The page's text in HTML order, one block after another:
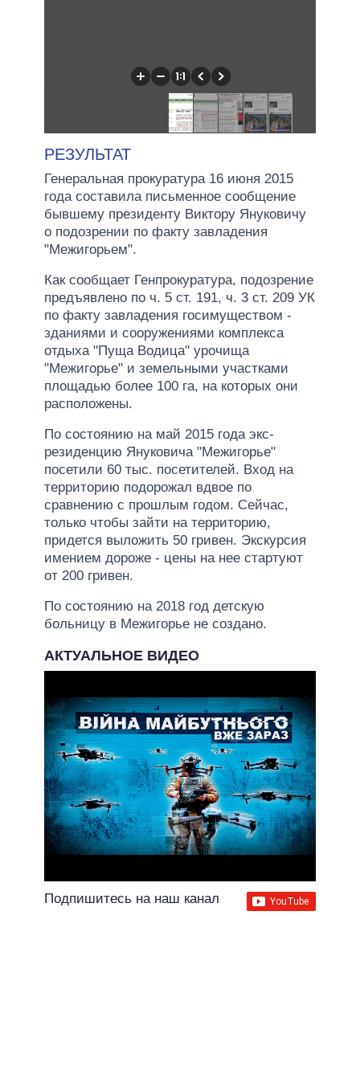
РЕЗУЛЬТАТ
Генеральная прокуратура 16 июня 2015
года составила письменное сообщение
бывшему президенту Виктору Януковичу
о подозрении по факту завладения
"Межигорьем".
Как сообщает Генпрокуратура, подозрение
предъявлено по ч. 5 ст. 191, ч. 3 ст. 209 УК
по факту завладения госимуществом -
зданиями и сооружениями комплекса
отдыха "Пуща Водица" урочища
"Межигорье" и земельными участками
площадью более 100 га, на которых они
расположены.
По состоянию на май 2015 года экс-
резиденцию Януковича "Межигорье"
посетили 60 тыс. посетителей. Вход на
территорию подорожал вдвое по
сравнению с прошлым годом. Сейчас,
только чтобы зайти на территорию,
придется выложить 50 гривен. Экскурсия
имением дороже - цены на нее стартуют
от 200 гривен.
По состоянию на 2018 год детскую
больницу в Межигорье не создано.
АКТУАЛЬНОЕ ВИДЕО
Подпишитесь на наш канал